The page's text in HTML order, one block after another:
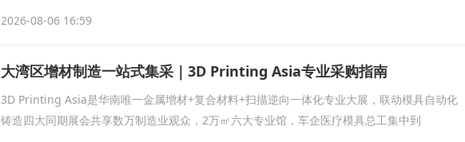
2026-08-06 16:59
大湾区增材制造一站式集采｜3D Printing Asia专业采购指南
3D Printing Asia是华南唯一金属增材+复合材料+扫描逆向一体化专业大展，联动模具自动化
铸造四大同期展会共享数万制造业观众，2万㎡六大专业馆，车企医疗模具总工集中到